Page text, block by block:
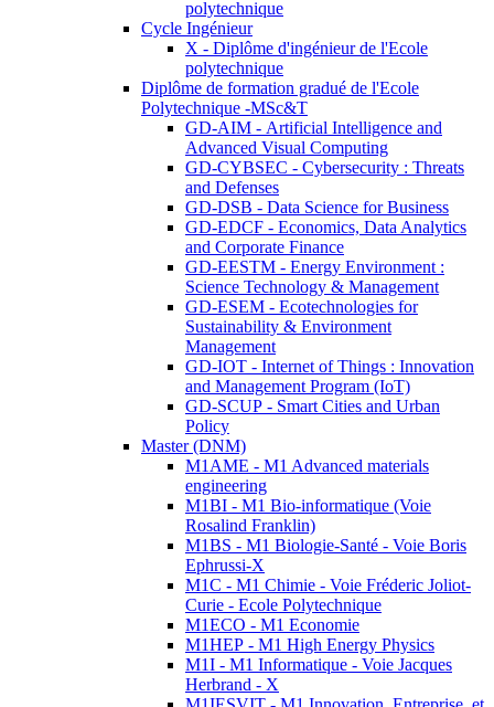
polytechnique
Cycle Ingénieur
X - Diplôme d'ingénieur de l'Ecole
polytechnique
Diplôme de formation gradué de l'Ecole
Polytechnique -MSc&T
GD-AIM - Artificial Intelligence and
Advanced Visual Computing
GD-CYBSEC - Cybersecurity : Threats
and Defenses
GD-DSB - Data Science for Business
GD-EDCF - Economics, Data Analytics
and Corporate Finance
GD-EESTM - Energy Environment :
Science Technology & Management
GD-ESEM - Ecotechnologies for
Sustainability & Environment
Management
GD-IOT - Internet of Things : Innovation
and Management Program (IoT)
GD-SCUP - Smart Cities and Urban
Policy
Master (DNM)
M1AME - M1 Advanced materials
engineering
M1BI - M1 Bio-informatique (Voie
Rosalind Franklin)
M1BS - M1 Biologie-Santé - Voie Boris
Ephrussi-X
M1C - M1 Chimie - Voie Fréderic Joliot-
Curie - Ecole Polytechnique
M1ECO - M1 Economie
M1HEP - M1 High Energy Physics
M1I - M1 Informatique - Voie Jacques
Herbrand - X